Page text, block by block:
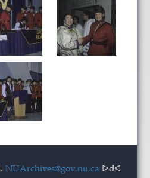
NUArchives@gov.nu.ca ᐅᑯᐊ